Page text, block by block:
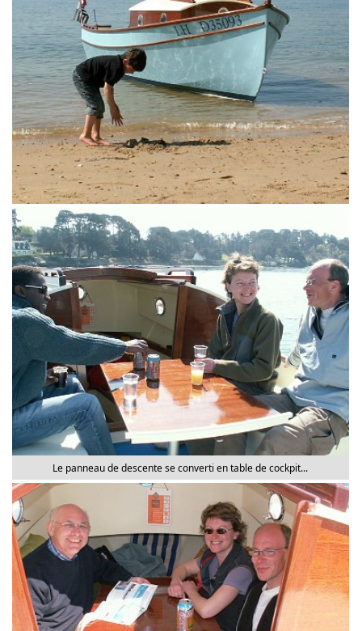
Le panneau de descente se converti en table de cockpit...